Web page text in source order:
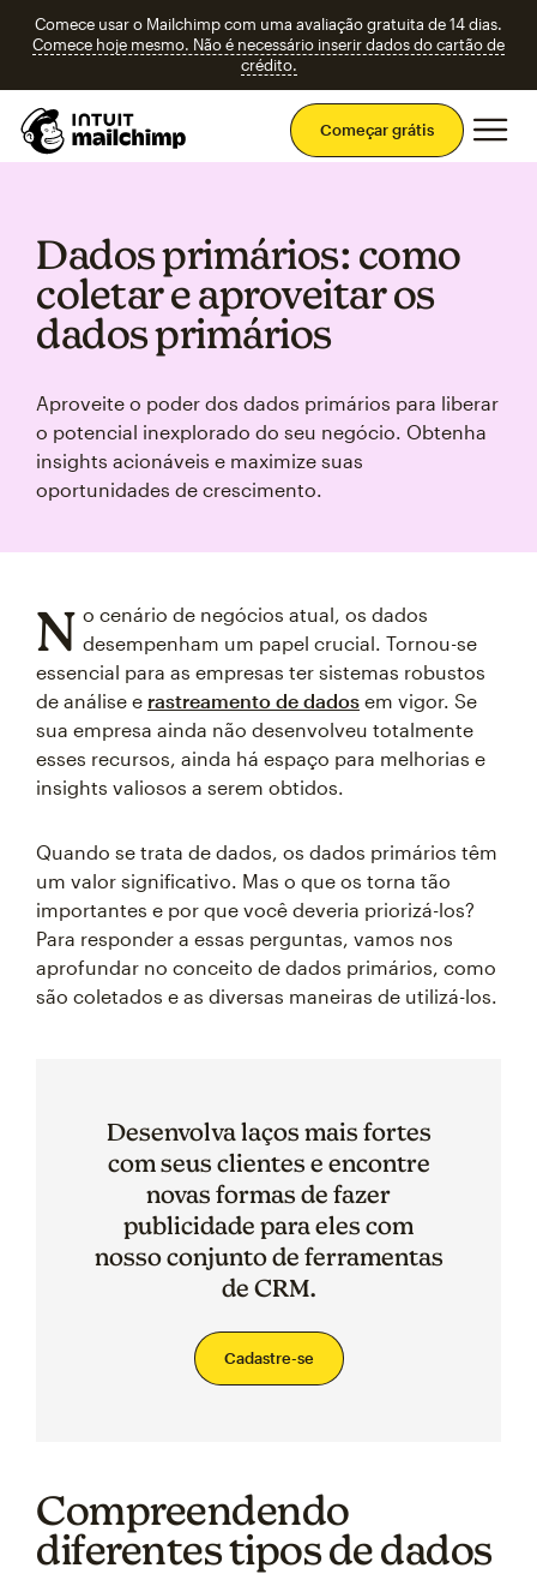
Comece usar o Mailchimp com uma avaliação gratuita de 14 dias.
Comece hoje mesmo. Não é necessário inserir dados do cartão de
crédito.
Começar grátis
Dados primários: como
coletar e aproveitar os
dados primários
Aproveite o poder dos dados primários para liberar
o potencial inexplorado do seu negócio. Obtenha
insights acionáveis e maximize suas
oportunidades de crescimento.
N o cenário de negócios atual, os dados
desempenham um papel crucial. Tornou-se
essencial para as empresas ter sistemas robustos
de análise e rastreamento de dados em vigor. Se
sua empresa ainda não desenvolveu totalmente
esses recursos, ainda há espaço para melhorias e
insights valiosos a serem obtidos.
Quando se trata de dados, os dados primários têm
um valor significativo. Mas o que os torna tão
importantes e por que você deveria priorizá-los?
Para responder a essas perguntas, vamos nos
aprofundar no conceito de dados primários, como
são coletados e as diversas maneiras de utilizá-los.
Desenvolva laços mais fortes
com seus clientes e encontre
novas formas de fazer
publicidade para eles com
nosso conjunto de ferramentas
de CRM.
Cadastre-se
Compreendendo
diferentes tipos de dados